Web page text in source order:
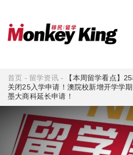
首页 - 留学资讯-
【本周留学看点】
关闭25入学申请！澳院校新增开学学
墨大商科延长申请！